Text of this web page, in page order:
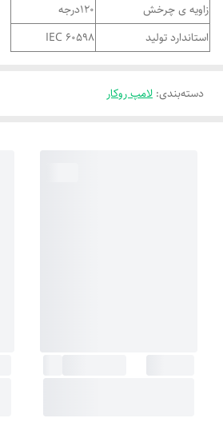
زاویه ی چرخش
120درجه
استاندارد تولید
IEC 60598
دسته‌بندی: لامپ روکار